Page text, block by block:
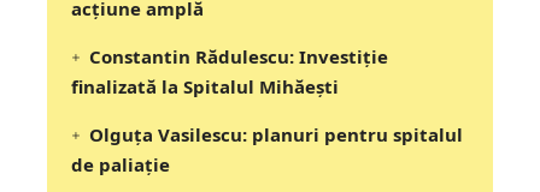
acțiune amplă
Constantin Rădulescu: Investiție
finalizată la Spitalul Mihăești
Olguța Vasilescu: planuri pentru spitalul
de paliație